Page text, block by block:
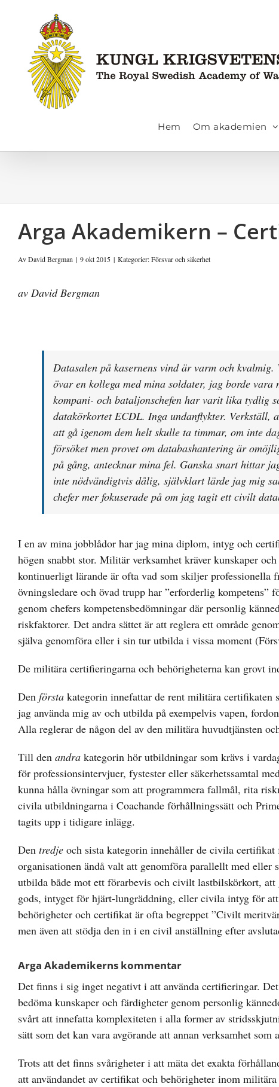
innehållet
Hem Om akademien
Arga Akademikern –
AvDavid Bergman | 9 okt 2015 | Kategorier:Försvar och säkerhet
av David Bergman
Datasalen på kasernens vind är varm och
övar en kollega med mina soldater, jag borde
kompani- och bataljonschefen har varit lika tydlig
datakörkortet ECDL. Inga undanflykter.
att gå igenom dem helt skulle ta timmar, om inte
försöket men provet om databashantering är
på gång, antecknar mina fel. Ganska snart hittar
inte nödvändigtvis dålig, självklart lärde jag mig
chefer mer fokuserade på om jag tagit ett civilt
I en av mina jobblådor har jag mina diplom, intyg och
högen snabbt stor. Militär verksamhet kräver kunskaper
kontinuerligt lärande är ofta vad som skiljer professionella
övningsledare och övad trupp har ”erforderlig kompetens”
genom chefers kompetensbedömningar där personlig
riskfaktorer. Det andra sättet är att reglera ett område
själva genomföra eller i sin tur utbilda i vissa moment
De militära certifieringarna och behörigheterna kan grovt
Den första kategorin innefattar de rent militära
jag använda mig av och utbilda på exempelvis vapen,
Alla reglerar de någon del av den militära huvudtjänsten
Till den andra kategorin hör utbildningar som krävs i
för professionsintervjuer, fystester eller säkerhetssamtal
kunna hålla övningar som att programmera fallmål, rita
civila utbildningarna i Coachande förhållningssätt och
tagits upp i tidigare inlägg.
Den tredje och sista kategorin innehåller de civila
organisationen ändå valt att genomföra parallellt med
utbilda både mot ett förarbevis och civilt lastbilskörkort,
gods, intyget för hjärt-lungräddning, eller civila intyg för
behörigheter och certifikat är ofta begreppet ”Civilt
men även att stödja den in i en civil anställning efter
Arga Akademikerns kommentar
Det finns i sig inget negativt i att använda certifieringar.
bedöma kunskaper och färdigheter genom personlig
svårt att innefatta komplexiteten i alla former av
sätt som det kan vara avgörande att annan verksamhet
Trots att det finns svårigheter i att mäta det exakta
att användandet av certifikat och behörigheter inom